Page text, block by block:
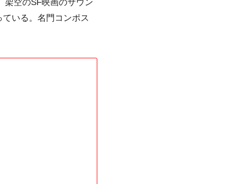
架空のSF映画のサウン
いる。名門コンポス